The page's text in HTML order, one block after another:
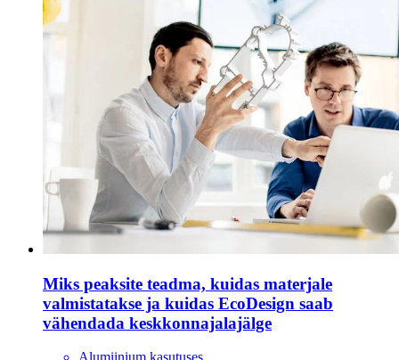
Miks peaksite teadma, kuidas materjale
valmistatakse ja kuidas EcoDesign saab
vähendada keskkonnajalajälge